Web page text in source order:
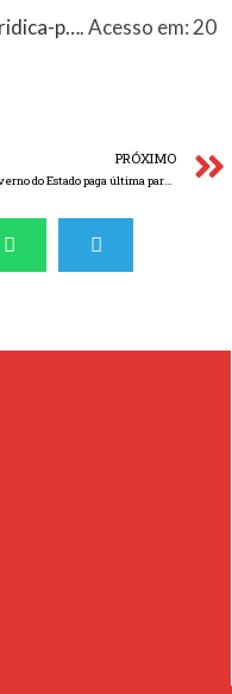
p…. Acesso em: 20
PRÓXIMO
RJ: Governo do Estado paga última parcela de 2022 da dívida com a União dentro do Regime de Recuperação Fiscal